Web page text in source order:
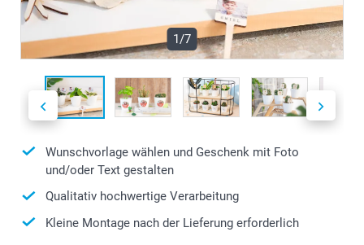
1/7
Wunschvorlage wählen und Geschenk mit Foto
und/oder Text gestalten
Qualitativ hochwertige Verarbeitung
Kleine Montage nach der Lieferung erforderlich